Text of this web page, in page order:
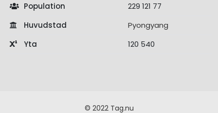
Population
229 121 77
Huvudstad
Pyongyang
Yta
120 540
© 2022 Tag.nu